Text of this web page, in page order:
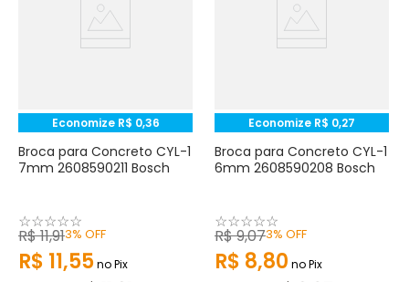
Economize R$ 0,36
Broca para Concreto CYL-1
7mm 2608590211 Bosch
☆☆☆☆☆
R$11,913% OFF
R$ 11,55no Pix
Economize R$ 0,27
Broca para Concreto CYL-1
6mm 2608590208 Bosch
☆☆☆☆☆
R$9,073% OFF
R$ 8,80 no Pix